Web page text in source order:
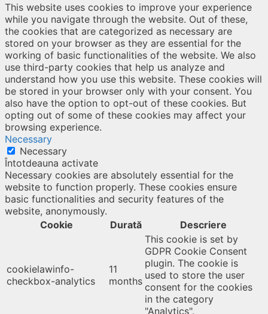
This website uses cookies to improve your experience
while you navigate through the website. Out of these,
the cookies that are categorized as necessary are
stored on your browser as they are essential for the
working of basic functionalities of the website. We also
use third-party cookies that help us analyze and
understand how you use this website. These cookies will
be stored in your browser only with your consent. You
also have the option to opt-out of these cookies. But
opting out of some of these cookies may affect your
browsing experience.
Necessary
Necessary
Întotdeauna activate
Necessary cookies are absolutely essential for the
website to function properly. These cookies ensure
basic functionalities and security features of the
website, anonymously.
Cookie
Durată Descriere
cookielawinfo-
checkbox-analytics
11
months
This cookie is set by
GDPR Cookie Consent
plugin. The cookie is
used to store the user
consent for the cookies
in the category
"Analytics".